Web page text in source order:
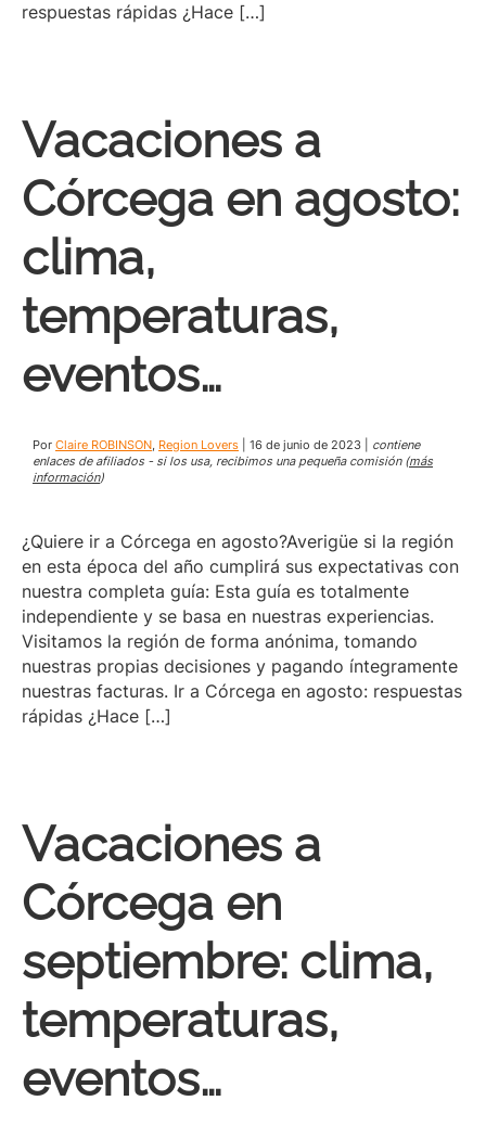
respuestas rápidas ¿Hace […]
Vacaciones a
Córcega en agosto:
clima,
temperaturas,
eventos…
Por Claire ROBINSON Region Lovers 16 de junio de 2023
contiene
enlaces de afiliados - si los usa, recibimos una pequeña comisión (más
información)
¿Quiere ir a Córcega en agosto?Averigüe si la región
en esta época del año cumplirá sus expectativas con
nuestra completa guía: Esta guía es totalmente
independiente y se basa en nuestras experiencias.
Visitamos la región de forma anónima, tomando
nuestras propias decisiones y pagando íntegramente
nuestras facturas. Ir a Córcega en agosto: respuestas
rápidas ¿Hace […]
Vacaciones a
Córcega en
septiembre: clima,
temperaturas,
eventos…